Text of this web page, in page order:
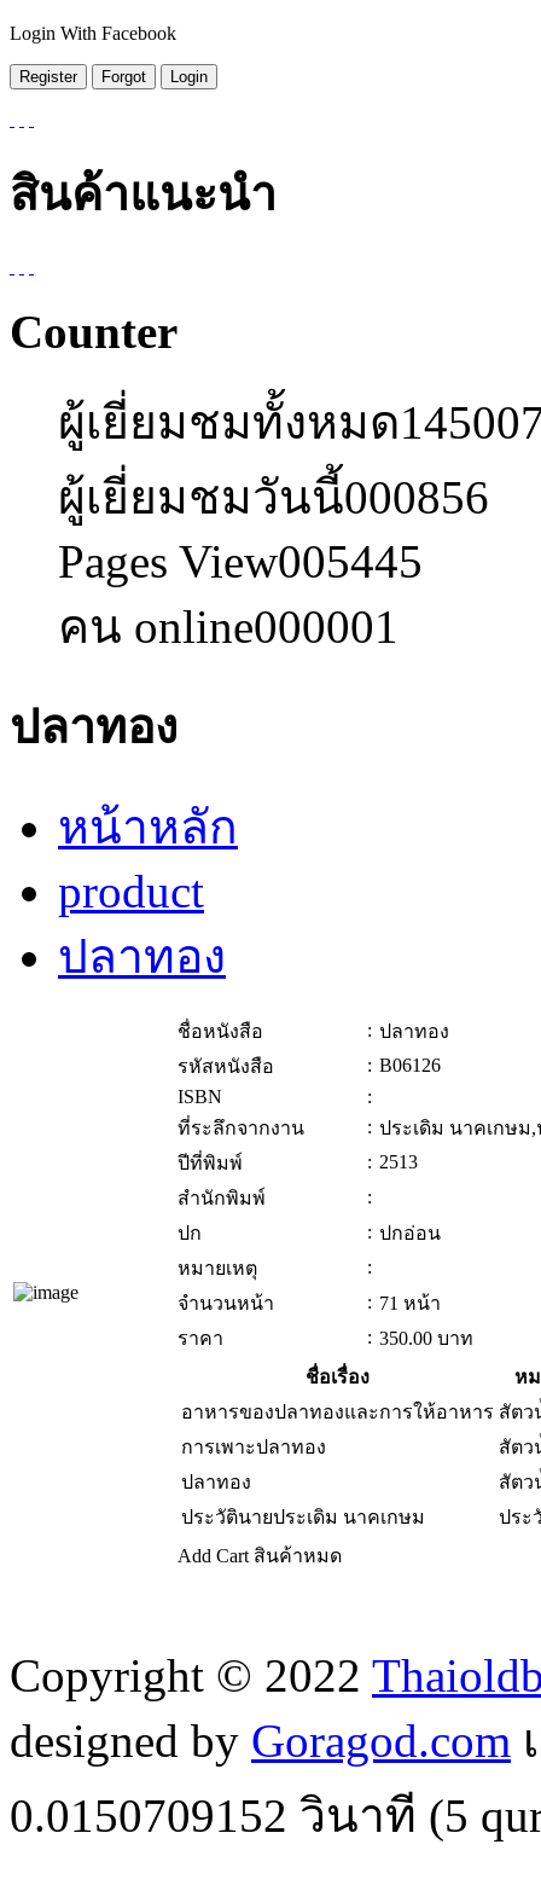
Login With Facebook
สินค้าแนะนำ
Counter
ผู้เยี่ยมชมทั้งหมด
ผู้เยี่ยมชมวันนี้000856
Pages View005445
คน online000001
ปลาทอง
หน้าหลัก
product
ปลาทอง
ชื่อหนังสือ : ปลาทอง
รหัสหนังสือ
: B06126
ISBN
:
ที่ระลึกจากงาน
: ประเดิม นาคเกษม
ปีที่พิมพ์
: 2513
สำนักพิมพ์
:
ปก
: ปกอ่อน
หมายเหตุ
:
จำนวนหน้า
: 71 หน้า
ราคา
: 350.00 บาท
ชื่อเรื่อง
ห
อาหารของปลาทองและการให้อาหาร สัตว
การเพาะปลาทอง
สัตว
ปลาทอง
สัตว
ประวัตินายประเดิม นาคเกษม
ประ
Add Cart สินค้าหมด
Copyright © 2022
designed by Goragod.com
0.0150709152 วินาที (5